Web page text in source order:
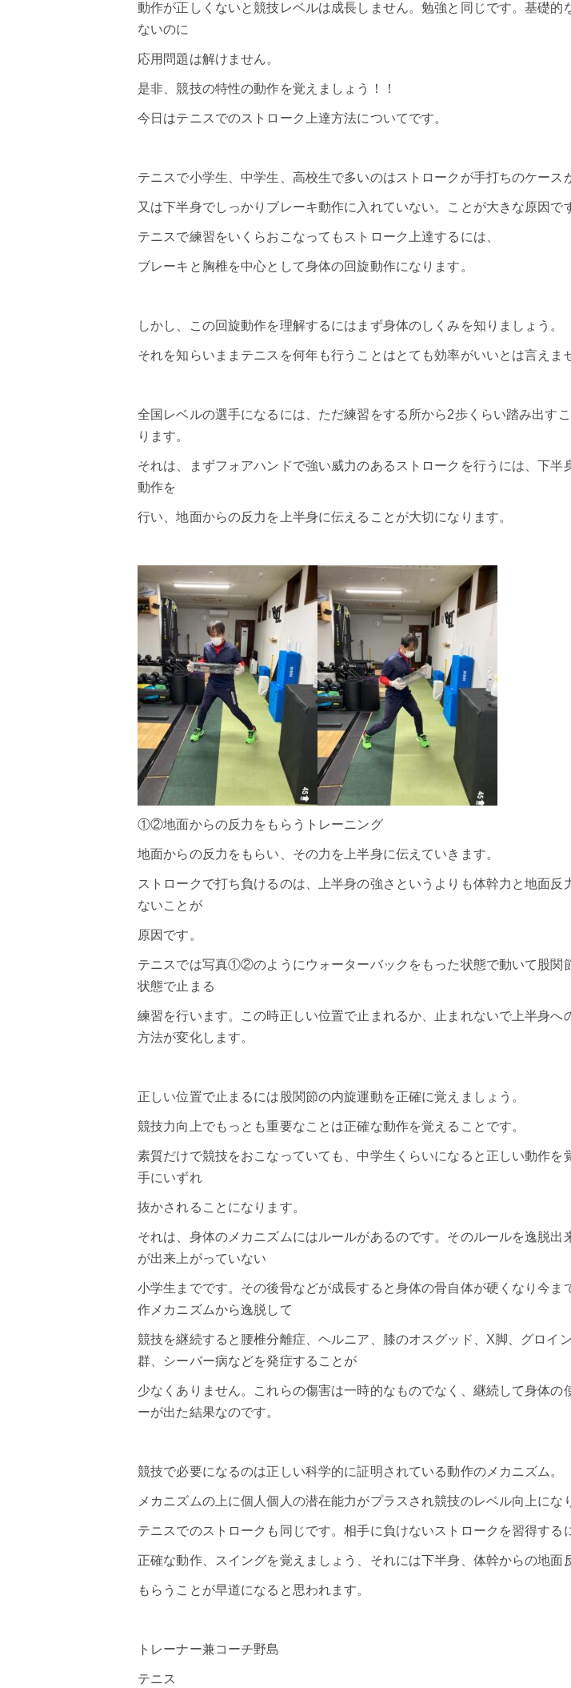
動作が正しくないと競技レベルは成長しません。勉強と同じです。基礎的
ないのに
応用問題は解けません。
是非、競技の特性の動作を覚えましょう！！
今日はテニスでのストローク 上達方法についてです。
テニスで小学生、中学生、高校生で多いのはストロークが手打ちのケース
又は下半身でしっかりブレーキ動作に入れていない。ことが大きな原因で
テニスで練習をいくらおこなってもストローク上達するには、
ブレーキと胸椎を中心として身体の回旋動作になります。
しかし、この回旋動作を理解するにはまず身体のしくみを知りましょう。
それを知らいままテニスを何年も行うことはとても効率がいいとは言えま
全国レベルの選手になるには、ただ練習をする所から2歩くらい踏み出す
ります。
それは、まずフォアハンドで強い威力のあるストロークを行うには、下半
動作を
行い、地面からの反力を上半身に伝えることが大切になります。
①②地面からの反力をもらうトレーニング
地面からの反力をもらい、その力を上半身に伝えていきます。
ストロークで打ち負けるのは、上半身の強さというよりも体幹力と地面反
ないことが
原因です。
テニス では写真①②のようにウォーターバックをもった状態で動いて股関
状態で止まる
練習を行います。この時正しい位置で止まれるか、止まれないで上半身へ
方法が変化します。
正しい位置で止まるには股関節の内旋運動を正確に覚えましょう。
競技力向上でもっとも重要なことは正確な動作を覚えることです。
素質だけで競技をおこなっていても、中学生くらいになると正しい動作を
手にいずれ
抜かされることになります。
それは、身体のメカニズムにはルールがあるのです。そのルールを逸脱出
が出来上がっていない
小学生までです。その後骨などが成長すると身体の骨自体が硬くなり今ま
作メカニズムから逸脱して
競技を継続すると腰椎分離症、ヘルニア、膝のオスグッド、X脚、グロイ
群、シーバー病などを発症することが
少なくありません。これらの傷害は一時的なものでなく、継続して身体の
ーが出た結果なのです。
競技で必要になるのは正しい科学的に証明されている動作のメカニズム。
メカニズムの上に個人個人の潜在能力がプラスされ競技のレベル向上にな
テニスでのストロークも同じです。相手に負けないストロークを習得する
正確な動作、 スイングを覚えましょう、それには下半身、体幹からの地面
もらうことが早道になると思われます。
トレーナー兼コーチ野島
テニス